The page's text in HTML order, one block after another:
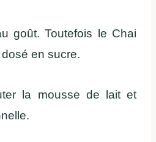
goût. Toutefois le Chai
en sucre.
la mousse de lait et